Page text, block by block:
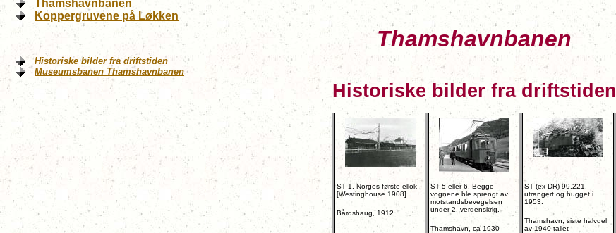
Thamshavnbanen
Koppergruvene på Løkken
Thamshavnbanen
Historiske bilder fra driftstiden
Museumsbanen Thamshavnbanen
Historiske bilder fra driftstiden
ST 1, Norges første ellok
[Westinghouse 1908]
Bårdshaug, 1912
ST 5 eller 6. Begge
vognene ble sprengt av
motstandsbevegelsen
under 2. verdenskrig.
Thamshavn, ca 1930
ST (ex DR) 99.221,
utrangert og hugget i
1953.
Thamshavn, siste halvdel
av 1940-tallet